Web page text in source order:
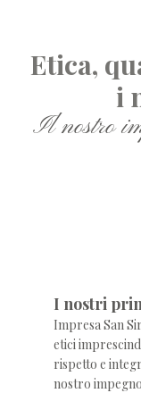
Etica,
i
Il nostro
I nostri
Impresa San
etici
rispetto e
nostro